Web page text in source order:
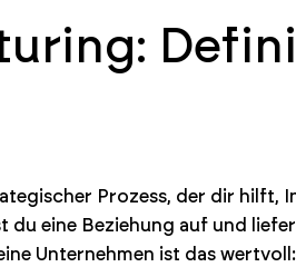
Prozess, der dir hilft,
du eine Beziehung auf und
Unternehmen ist das